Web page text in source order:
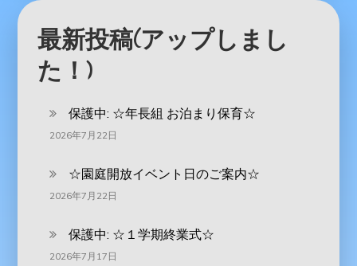
最新投稿(アップしまし
た！)
保護中: ‪☆年長組 お泊まり保育☆
2026年7月22日
☆園庭開放イベント日のご案内☆
2026年7月22日
保護中: ☆１学期終業式☆
2026年7月17日